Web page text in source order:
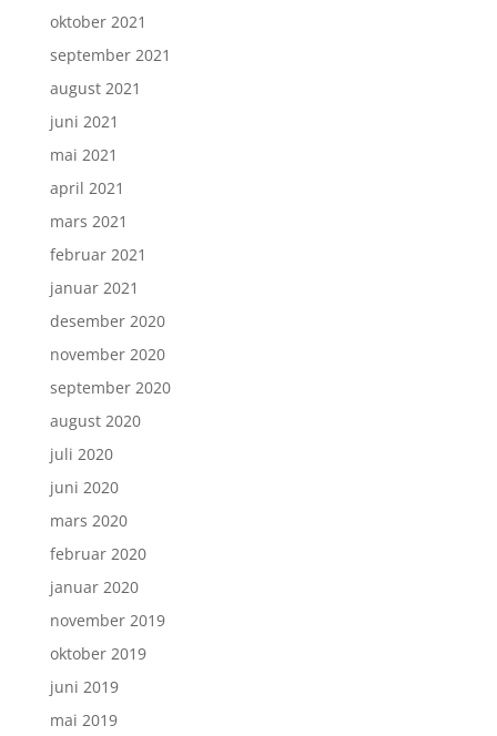
oktober 2021
september 2021
august 2021
juni 2021
mai 2021
april 2021
mars 2021
februar 2021
januar 2021
desember 2020
november 2020
september 2020
august 2020
juli 2020
juni 2020
mars 2020
februar 2020
januar 2020
november 2019
oktober 2019
juni 2019
mai 2019